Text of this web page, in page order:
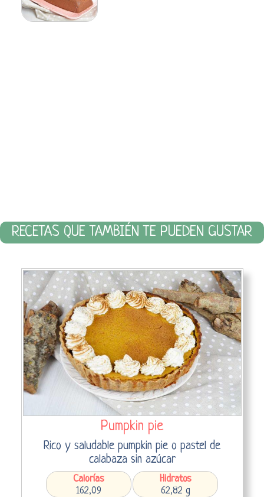
RECETAS QUE TAMBIÉN TE PUEDEN GUSTAR
Pumpkin pie
Rico y saludable pumpkin pie o pastel de
calabaza sin azúcar
Calorías
162,09
Hidratos
62,82 g